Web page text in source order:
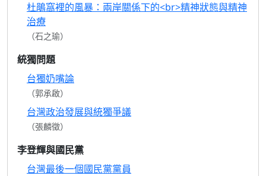
杜鵑窩裡的風暴：兩岸關係下的<br>精神狀態與精神
治療
（石之瑜）
統獨問題
台獨奶嘴論
（郭承啟）
台灣政治發展與統獨爭議
（張麟徵）
李登輝與國民黨
台灣最後一個國民黨黨員